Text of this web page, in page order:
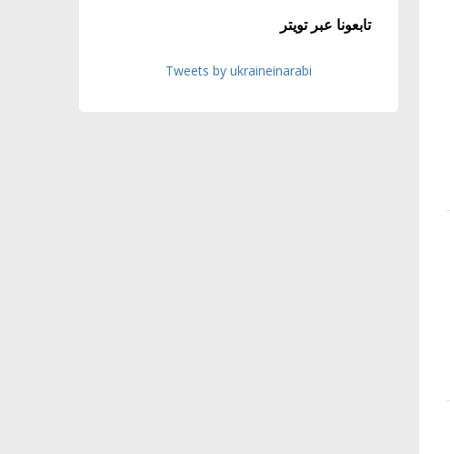
تابعونا عبر تويتر
Tweets by ukraineinarabi